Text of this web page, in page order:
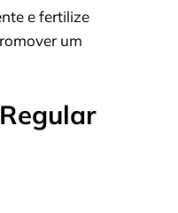
e fertilize
um